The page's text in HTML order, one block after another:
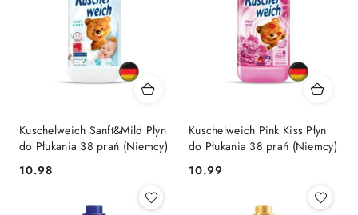
Kuschelweich Sanft&Mild Płyn
do Płukania 38 prań (Niemcy)
Cena:
10.98
Kuschelweich Pink Kiss Płyn
do Płukania 38 prań (Niemcy)
Cena:
10.99